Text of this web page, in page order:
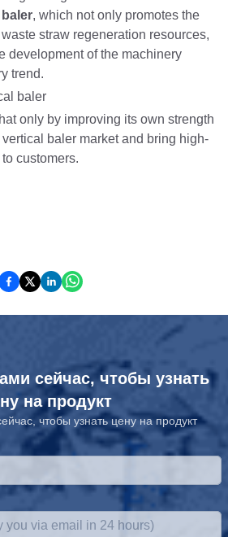
, which not only promotes the
straw regeneration resources,
development of the machinery
trend.
only by improving its own strength
baler market and bring high-
customers.
сейчас, чтобы узнать
на продукт
чтобы узнать цену на продукт